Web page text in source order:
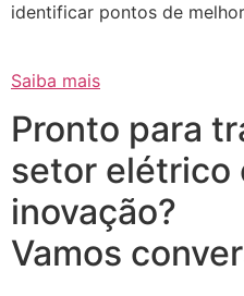
identificar pontos de
Saiba mais
Pronto para
setor elétrico
inovação?
Vamos